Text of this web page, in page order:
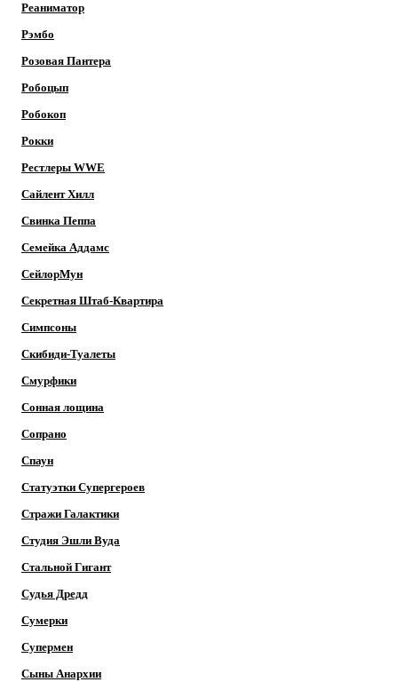
Реаниматор
Рэмбо
Розовая Пантера
Робоцып
Робокоп
Рокки
Рестлеры WWE
Сайлент Хилл
Свинка Пеппа
Семейка Аддамс
СейлорМун
Секретная Штаб-Квартира
Симпсоны
Скибиди-Туалеты
Смурфики
Сонная лощина
Сопрано
Спаун
Статуэтки Супергероев
Стражи Галактики
Студия Эшли Вуда
Стальной Гигант
Судья Дредд
Сумерки
Супермен
Сыны Анархии